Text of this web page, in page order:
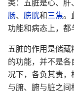
肠、 膀胱和三焦。
功能和病态上，都
五脏的作用是储藏
的功能，并不是
况下，各负其责
与腑、腑与脏之